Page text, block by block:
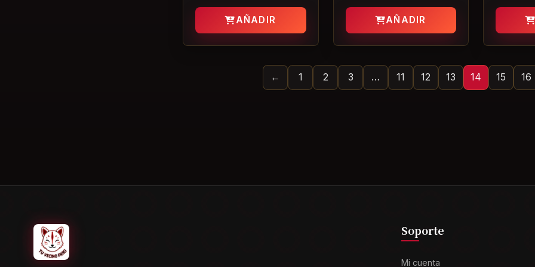
merchandising kpop demon
hunters
Elma Van Vliet
accesorios escolares
AÑADIR AÑADIR
← 1 2 3 … 11 12 13 14 15 16
Soporte
Mi cuenta